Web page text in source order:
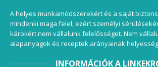
A helyes munkamódszerekért és a saját
mindenki maga felel, ezért személyi
károkért nem vállalunk felelősséget. Nem
alapanyagok és receptek arányainak
INFORMÁCIÓK A